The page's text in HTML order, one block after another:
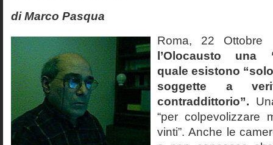
di Marco Pasqua
Roma, 22
l’Olocausto una
quale esistono
soggette a
contraddittorio”.
“per colpevolizzare
vinti”. Anche le